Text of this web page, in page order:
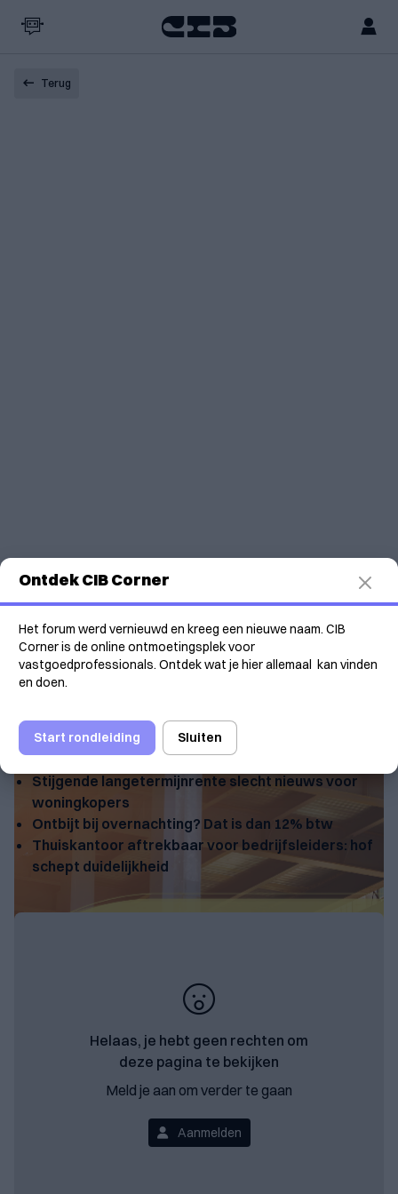
Terug
Vastgoedflitsen 2040
03/04/2026
Dit lees je deze week:
Stijgende langetermijnrente slecht nieuws voor
woningkopers
Ontbijt bij overnachting? Dat is dan 12% btw
Thuiskantoor aftrekbaar voor bedrijfsleiders: hof
schept duidelijkheid
Helaas, je hebt geen rechten om
deze pagina te bekijken
Meld je aan om verder te gaan
Aanmelden
Ontdek CIB Corner
Het forum werd vernieuwd en kreeg een nieuwe naam. CIB
Corner is de online ontmoetingsplek voor
vastgoedprofessionals. Ontdek wat je hier allemaal kan vinden
en doen.
Start rondleiding Sluiten